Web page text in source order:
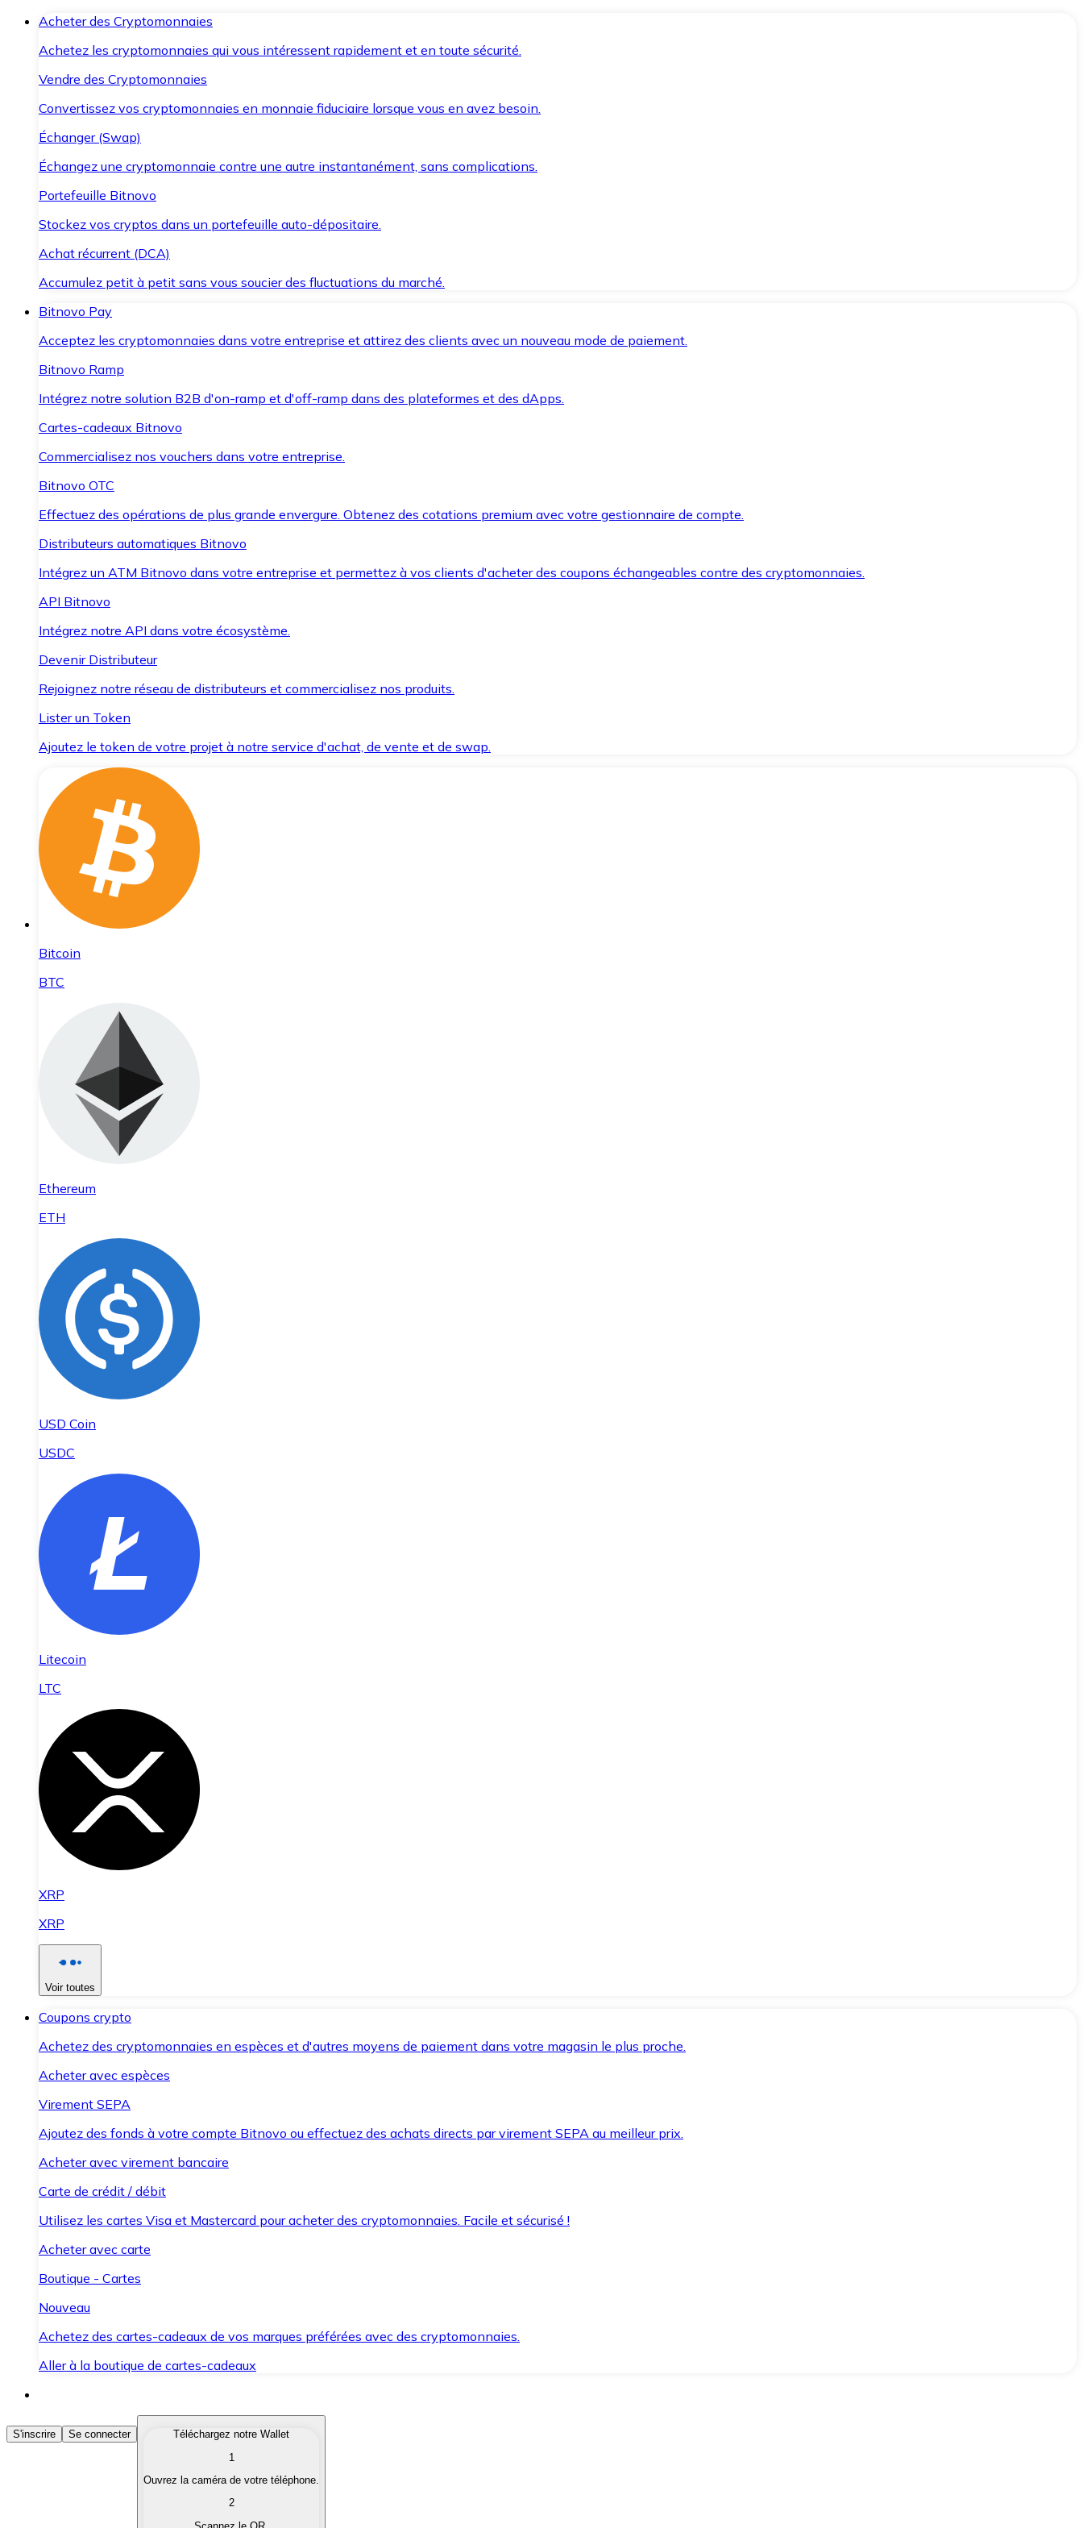
Acheter des Cryptomonnaies
Achetez les cryptomonnaies qui vous intéressent rapidement et en toute sécurité.
Vendre des Cryptomonnaies
Convertissez vos cryptomonnaies en monnaie fiduciaire lorsque vous en avez besoin.
Échanger (Swap)
Échangez une cryptomonnaie contre une autre instantanément, sans complications.
Portefeuille Bitnovo
Stockez vos cryptos dans un portefeuille auto-dépositaire.
Achat récurrent (DCA)
Accumulez petit à petit sans vous soucier des fluctuations du marché.
Bitnovo Pay
Acceptez les cryptomonnaies dans votre entreprise et attirez des clients avec un nouveau mode de paiement.
Bitnovo Ramp
Intégrez notre solution B2B d'on-ramp et d'off-ramp dans des plateformes et des dApps.
Cartes-cadeaux Bitnovo
Commercialisez nos vouchers dans votre entreprise.
Bitnovo OTC
Effectuez des opérations de plus grande envergure. Obtenez des cotations premium avec votre gestionnaire de compte.
Distributeurs automatiques Bitnovo
Intégrez un ATM Bitnovo dans votre entreprise et permettez à vos clients d'acheter des coupons échangeables contre des cryptomonnaies.
API Bitnovo
Intégrez notre API dans votre écosystème.
Devenir Distributeur
Rejoignez notre réseau de distributeurs et commercialisez nos produits.
Lister un Token
Ajoutez le token de votre projet à notre service d'achat, de vente et de swap.
Bitcoin
BTC
Ethereum
ETH
USD Coin
USDC
Litecoin
LTC
XRP
XRP
Voir toutes
Coupons crypto
Achetez des cryptomonnaies en espèces et d'autres moyens de paiement dans votre magasin le plus proche.
Acheter avec espèces
Virement SEPA
Ajoutez des fonds à votre compte Bitnovo ou effectuez des achats directs par virement SEPA au meilleur prix.
Acheter avec virement bancaire
Carte de crédit / débit
Utilisez les cartes Visa et Mastercard pour acheter des cryptomonnaies. Facile et sécurisé !
Acheter avec carte
Boutique - Cartes
Nouveau
Achetez des cartes-cadeaux de vos marques préférées avec des cryptomonnaies.
Aller à la boutique de cartes-cadeaux
Acheter des Cryptomonnaies
Achetez les cryptomonnaies qui vous intéressent rapidement et en toute sécurité.
Convertissez vos cryptomonnaies en monnaie fiduciaire lorsque vous en avez besoin.
S'inscrire Se connecter
Téléchargez notre Wallet
1
Ouvrez la caméra de votre téléphone.
2